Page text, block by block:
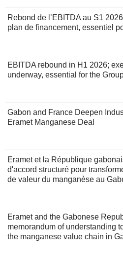
Rebond de l’EBITDA au S1
plan de financement, essentiel
EBITDA rebound in H1 2026;
underway, essential for the
Gabon and France Deepen
Eramet Manganese Deal
Eramet et la République
d'accord structuré pour
de valeur du manganèse au
Eramet and the Gabonese
memorandum of understanding
the manganese value chain in